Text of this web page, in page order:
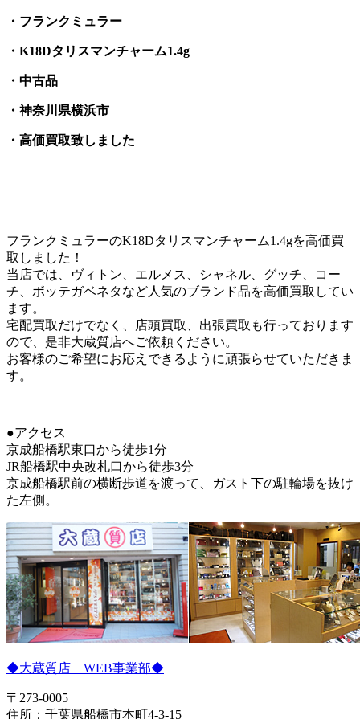
・フランクミュラー
・K18Dタリスマンチャーム1.4g
・中古品
・神奈川県横浜市
・高価買取致しました
フランクミュラーのK18Dタリスマンチャーム1.4gを高価買
取しました！
当店では、ヴィトン、エルメス、シャネル、グッチ、コー
チ、ボッテガベネタなど人気のブランド品を高価買取してい
ます。
宅配買取だけでなく、店頭買取、出張買取も行っております
ので、是非大蔵質店へご依頼ください。
お客様のご希望にお応えできるように頑張らせていただきま
す。
●アクセス
京成船橋駅東口から徒歩1分
JR船橋駅中央改札口から徒歩3分
京成船橋駅前の横断歩道を渡って、ガスト下の駐輪場を抜け
た左側。
◆大蔵質店 WEB事業部◆
〒273-0005
住所：千葉県船橋市本町4-3-15